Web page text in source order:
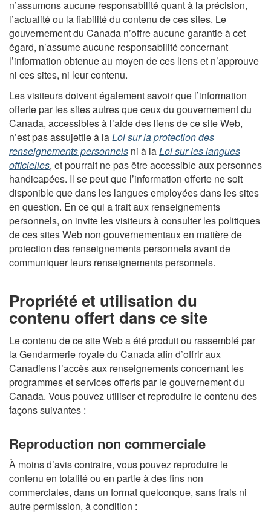
n’assumons aucune responsabilité quant à la précision,
l’actualité ou la fiabilité du contenu de ces sites. Le
gouvernement du Canada n’offre aucune garantie à cet
égard, n’assume aucune responsabilité concernant
l’information obtenue au moyen de ces liens et n’approuve
ni ces sites, ni leur contenu.
Les visiteurs doivent également savoir que l’information
offerte par les sites autres que ceux du gouvernement du
Canada, accessibles à l’aide des liens de ce site Web,
n’est pas assujettie à laLoi sur la protection des
renseignements personnels ni à laLoi sur les langues
officielles, et pourrait ne pas être accessible aux personnes
handicapées. Il se peut que l’information offerte ne soit
disponible que dans les langues employées dans les sites
en question. En ce qui a trait aux renseignements
personnels, on invite les visiteurs à consulter les politiques
de ces sites Web non gouvernementaux en matière de
protection des renseignements personnels avant de
communiquer leurs renseignements personnels.
Propriété et utilisation du
contenu offert dans ce site
Le contenu de ce site Web a été produit ou rassemblé par
la Gendarmerie royale du Canada afin d’offrir aux
Canadiens l’accès aux renseignements concernant les
programmes et services offerts par le gouvernement du
Canada. Vous pouvez utiliser et reproduire le contenu des
façons suivantes :
Reproduction non commerciale
À moins d’avis contraire, vous pouvez reproduire le
contenu en totalité ou en partie à des fins non
commerciales, dans un format quelconque, sans frais ni
autre permission, à condition :